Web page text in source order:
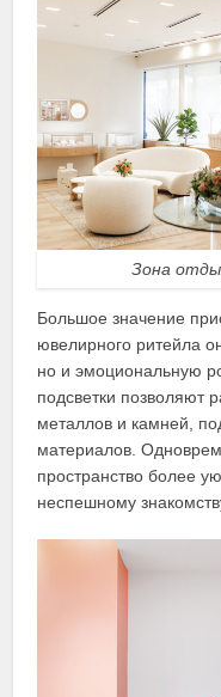
Зона
Большое значение
ювелирного ритейла
но и эмоциональную
подсветки позволяют
металлов и камней,
материалов.
пространство более
неспешному